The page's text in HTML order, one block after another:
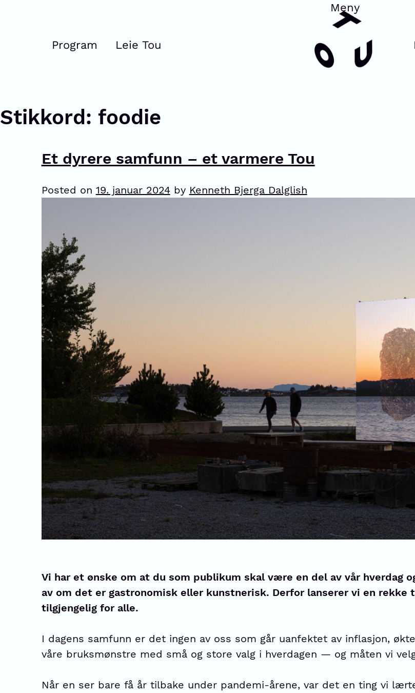
Program Leie Tou
Stikkord: foodie
Et dyrere samfunn – et varmere Tou
Posted on 19. januar 2024by Kenneth Bjerga Dalglish
Vi har et ønske om at du som publikum skal være en del av vår hverdag
av om det er gastronomisk eller kunstnerisk. Derfor lanserer vi en
tilgjengelig for alle.
I dagens samfunn er det ingen av oss som går uanfektet av inflasjon,
våre bruksmønstre med små og store valg i hverdagen — og måten vi
Når en ser bare få år tilbake under pandemi-årene, var det en ting vi